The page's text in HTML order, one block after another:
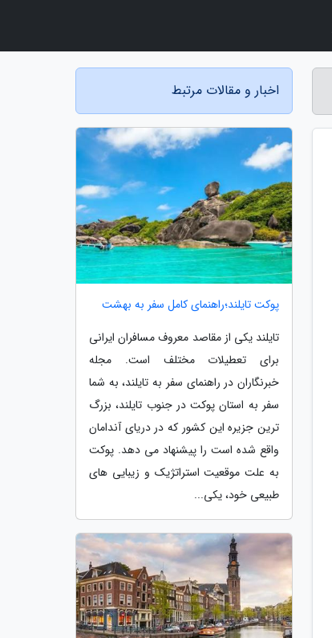
اخبار و مقالات مرتبط
پوکت تایلند؛راهنمای کامل سفر به بهشت
تایلند یکی از مقاصد معروف مسافران ایرانی
برای تعطیلات مختلف است. مجله
خبرنگاران در راهنمای سفر به تایلند، به شما
سفر به استان پوکت در جنوب تایلند، بزرگ
ترین جزیره این کشور که در دریای آندامان
واقع شده است را پیشنهاد می دهد. پوکت
به علت موقعیت استراتژیک و زیبایی های
طبیعی خود، یکی...